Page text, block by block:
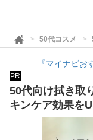
50代コスメ
『マイナビ
PR
50代向け拭き取
キンケア効果を